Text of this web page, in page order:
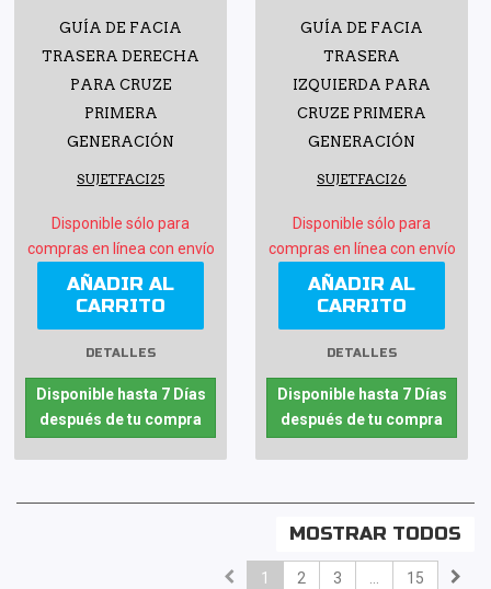
GUÍA DE FACIA
TRASERA DERECHA
PARA CRUZE
PRIMERA
GENERACIÓN
SUJETFACI25
Disponible sólo para
compras en línea con envío
AÑADIR AL
CARRITO
DETALLES
Disponible hasta 7 Días
después de tu compra
GUÍA DE FACIA
TRASERA
IZQUIERDA PARA
CRUZE PRIMERA
GENERACIÓN
SUJETFACI26
Disponible sólo para
compras en línea con envío
AÑADIR AL
CARRITO
DETALLES
Disponible hasta 7 Días
después de tu compra
MOSTRAR TODOS
1 2 3 ... 15